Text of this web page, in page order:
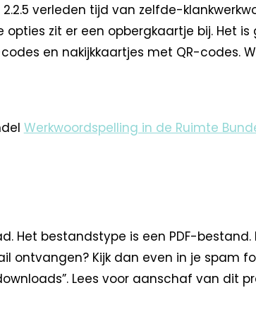
verleden tijd van zelfde-
zit er een opbergkaartje bij. Het
en nakijkkaartjes met QR-codes.
Werkwoordspelling in de Ruimte
Het bestandstype is een PDF-
ontvangen? Kijk dan even in je spam
Lees voor aanschaf van dit